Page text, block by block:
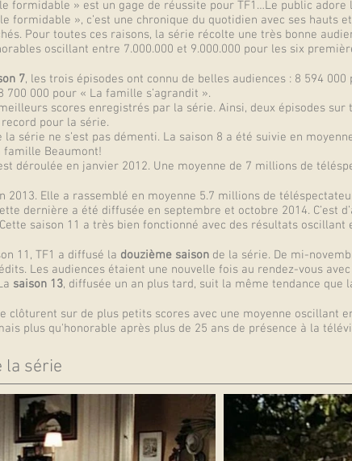
formidable » est un gage de réussite pour TF1…Le public
formidable », c’est une chronique du quotidien avec ses hauts
Pour toutes ces raisons, la série récolte une très bonne
oscillant entre 7.000.000 et 9.000.000 pour les six
7, les trois épisodes ont connu de belles audiences : 8 594
700 000 pour « La famille s’agrandit ».
scores enregistrés par la série. Ainsi, deux épisodes
pour la série.
la série ne s’est pas démenti. La saison 8 a été suivie en
Beaumont!
déroulée en janvier 2012. Une moyenne de 7 millions de
2013. Elle a rassemblé en moyenne 5.7 millions de
dernière a été diffusée en septembre et octobre 2014. C’est
saison 11 a très bien fonctionné avec des résultats
11, TF1 a diffusé la douzième saison de la série. De mi-
Les audiences étaient une nouvelle fois au rendez-vous
saison 13, diffusée un an plus tard, suit la même tendance que
clôturent sur de plus petits scores avec une moyenne oscillant
plus qu'honorable après plus de 25 ans de présence à la
la série